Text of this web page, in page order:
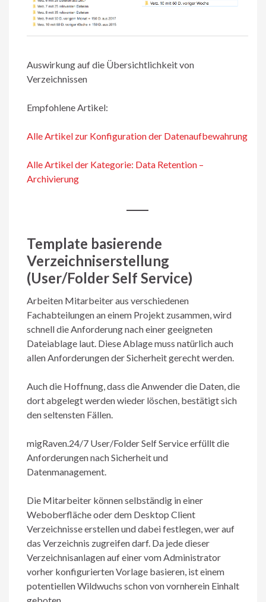
Auswirkung auf die Übersichtlichkeit von
Verzeichnissen
Empfohlene Artikel:
Alle Artikel zur Konfiguration der Datenaufbewahrung
Alle Artikel der Kategorie: Data Retention –
Archivierung
Template basierende
Verzeichniserstellung
(User/Folder Self Service)
Arbeiten Mitarbeiter aus verschiedenen
Fachabteilungen an einem Projekt zusammen, wird
schnell die Anforderung nach einer geeigneten
Dateiablage laut. Diese Ablage muss natürlich auch
allen Anforderungen der Sicherheit gerecht werden.
Auch die Hoffnung, dass die Anwender die Daten, die
dort abgelegt werden wieder löschen, bestätigt sich
den seltensten Fällen.
migRaven.24/7 User/Folder Self Service erfüllt die
Anforderungen nach Sicherheit und
Datenmanagement.
Die Mitarbeiter können selbständig in einer
Weboberfläche oder dem Desktop Client
Verzeichnisse erstellen und dabei festlegen, wer auf
das Verzeichnis zugreifen darf. Da jede dieser
Verzeichnisanlagen auf einer vom Administrator
vorher konfigurierten Vorlage basieren, ist einem
potentiellen Wildwuchs schon von vornherein Einhalt